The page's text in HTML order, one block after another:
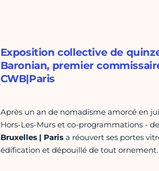
Exposition collective de
Baronian, premier
CWB|Paris
Après un an de nomadisme amorcé en
Hors-Les-Murs et co-programmations -
Bruxelles | Parisa réouvert ses portes
édification et dépouillé de tout ornement.